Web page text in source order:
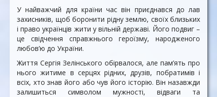
У найважчий для країни час він приєднався до лав
захисників, щоб боронити рідну землю, своїх близьких
і право українців жити у вільній державі. Його подвиг –
це свідчення справжнього героїзму, народженого
любов’ю до України.
Життя Сергія Зелінського обірвалося, але пам’ять про
нього житиме в серцях рідних, друзів, побратимів і
всіх, хто знав його або чув його історію. Він назавжди
залишиться символом мужності, відваги та